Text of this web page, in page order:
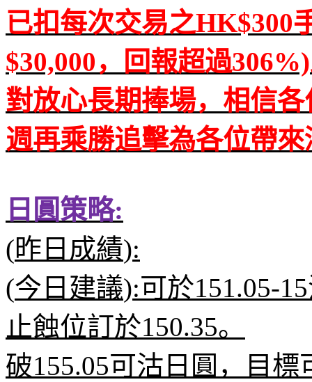
已扣每次交易之HK$300
$30,000，回報超過306%)
對放心長期捧場，相信
週再乘勝追擊為各位帶
日圓策略:
(昨日成績):
(今日建議):可於151.05-15
止蝕位訂於150.35。
破155.05可沽日圓，目標